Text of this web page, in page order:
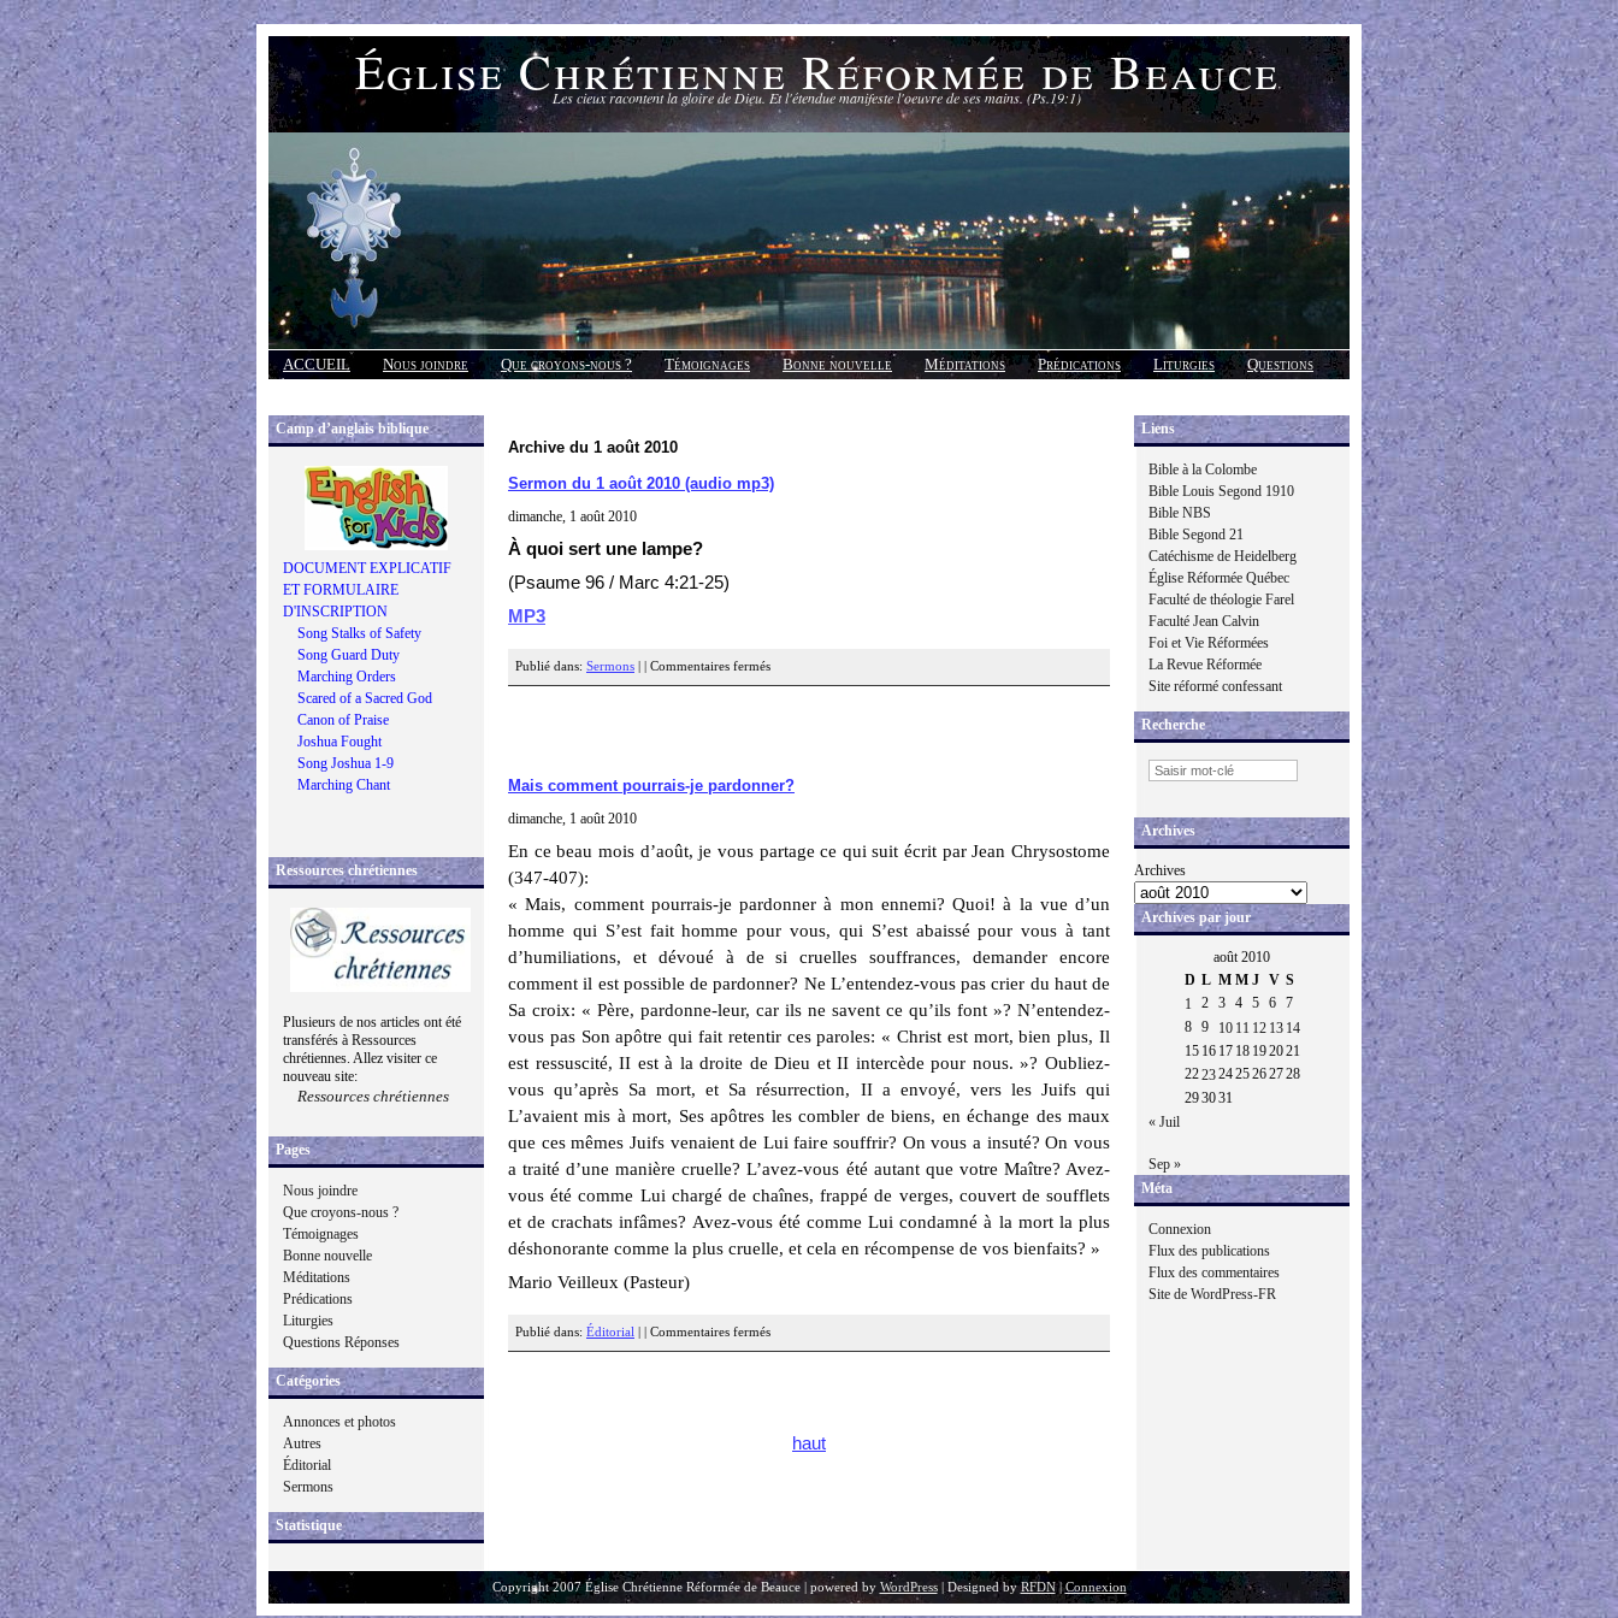
Église Chrétienne Réformée de Beauce
Les cieux racontent la gloire de Dieu. Et l'étendue manifeste l'oeuvre de ses mains. (Ps.19:1)
ACCUEIL Nous joindre Que croyons-nous ? Témoignages Bonne nouvelle Méditations Prédications Liturgies
Questions
Réponses
Camp d’anglais biblique
DOCUMENT EXPLICATIF
ET FORMULAIRE
D'INSCRIPTION
Song Stalks of Safety
Song Guard Duty
Marching Orders
Scared of a Sacred God
Canon of Praise
Joshua Fought
Song Joshua 1-9
Marching Chant
Ressources chrétiennes
Plusieurs de nos articles ont été
transférés à Ressources
chrétiennes. Allez visiter ce
nouveau site:
Ressources chrétiennes
Pages
Nous joindre
Que croyons-nous ?
Témoignages
Bonne nouvelle
Méditations
Prédications
Liturgies
Questions Réponses
Catégories
Annonces et photos
Autres
Éditorial
Sermons
Statistique
Archive du 1 août 2010
Sermon du 1 août 2010 (audio mp3)
dimanche, 1 août 2010
À quoi sert une lampe?
(Psaume 96 / Marc 4:21-25)
MP3
Publié dans: Sermons Commentaires fermés
Mais comment pourrais-je pardonner?
dimanche, 1 août 2010
En ce beau mois d’août, je vous partage ce qui suit écrit par Jean Chrysostome
(347-407):
« Mais, comment pourrais-je pardonner à mon ennemi? Quoi! à la vue d’un
homme qui S’est fait homme pour vous, qui S’est abaissé pour vous à tant
d’humiliations, et dévoué à de si cruelles souffrances, demander encore
comment il est possible de pardonner? Ne L’entendez-vous pas crier du haut de
Sa croix: « Père, pardonne-leur, car ils ne savent ce qu’ils font »? N’entendez-
vous pas Son apôtre qui fait retentir ces paroles: « Christ est mort, bien plus, Il
est ressuscité, II est à la droite de Dieu et II intercède pour nous. »? Oubliez-
vous qu’après Sa mort, et Sa résurrection, II a envoyé, vers les Juifs qui
L’avaient mis à mort, Ses apôtres les combler de biens, en échange des maux
que ces mêmes Juifs venaient de Lui faire souffrir? On vous a insuté? On vous
a traité d’une manière cruelle? L’avez-vous été autant que votre Maître? Avez-
vous été comme Lui chargé de chaînes, frappé de verges, couvert de soufflets
et de crachats infâmes? Avez-vous été comme Lui condamné à la mort la plus
déshonorante comme la plus cruelle, et cela en récompense de vos bienfaits? »
Mario Veilleux (Pasteur)
Publié dans: Éditorial Commentaires fermés
haut
Liens
Bible à la Colombe
Bible Louis Segond 1910
Bible NBS
Bible Segond 21
Catéchisme de Heidelberg
Église Réformée Québec
Faculté de théologie Farel
Faculté Jean Calvin
Foi et Vie Réformées
La Revue Réformée
Site réformé confessant
Recherche
Archives
Archives
Archives par jour
août 2010
D L M M J V S
1
2 3 4 5 6
7
8
9 10 11 12 13 14
15 16 17 18 192021
22232425262728
293031
« Juil
Sep »
Méta
Connexion
Flux des publications
Flux des commentaires
Site de WordPress-FR
Copyright 2007 Église Chrétienne Réformée de Beauce | powered by WordPress| Designed byRFDN|Connexion